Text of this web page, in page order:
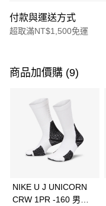
付款與運送方式
超取滿NT$1,500免運
信用卡一次付款
3 期 0 利率 每期
合作金庫商業銀行
華南商業銀行
上海商業儲蓄銀行
Apple Pay
全盈+PAY
商品加價購 (9)
NIKE U J UNICORN
CRW 1PR -160 男女